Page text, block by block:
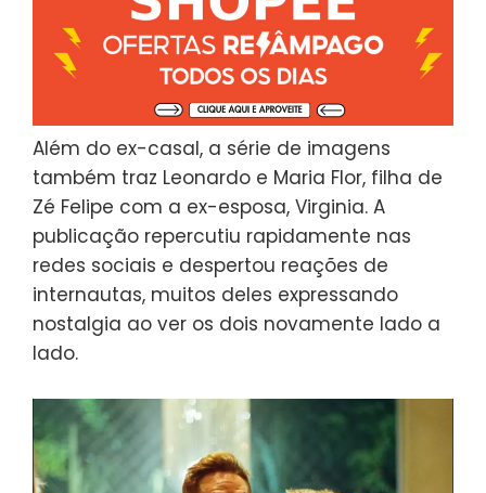
Além do ex-casal, a série de imagens
também traz Leonardo e Maria Flor, filha de
Zé Felipe com a ex-esposa, Virginia. A
publicação repercutiu rapidamente nas
redes sociais e despertou reações de
internautas, muitos deles expressando
nostalgia ao ver os dois novamente lado a
lado.